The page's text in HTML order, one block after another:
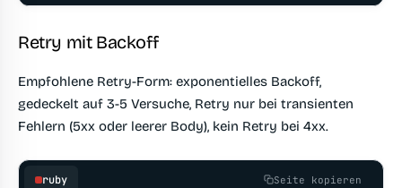
Retry mit Backoff
Empfohlene Retry-Form: exponentielles Backoff,
gedeckelt auf 3-5 Versuche, Retry nur bei transienten
Fehlern (5xx oder leerer Body), kein Retry bei 4xx.
ruby Seite kopieren